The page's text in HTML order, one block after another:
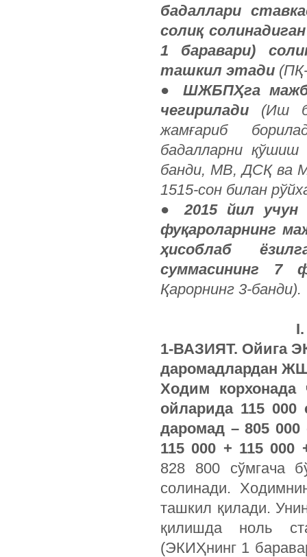
бадаллари
солиқ
1 баравари)
ташкил этади
●
ШЖБПҲга
чегирилади
(Иш
жамғариб
бадалларни
банди, МВ, ДСҚ ва
1515-сон билан
●
2015 йил
фуқароларнинг
ҳисоблаб
суммасининг 7
Қарорнинг 3-банди).
1-ВАЗИЯТ. Ойига
даромадлардан
Ходим корхонада
ойларида 115
даромад – 805 000
115 000 + 115
828 800 сўмгача
солинади.
ташкил қилади.
қилишда ноль
(ЭКИҲнинг 1